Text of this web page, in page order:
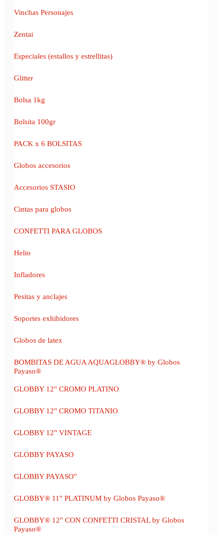
Vinchas Personajes
Zentai
Especiales (estallos y estrellitas)
Glitter
Bolsa 1kg
Bolsita 100gr
PACK x 6 BOLSITAS
Globos accesorios
Accesorios STASIO
Cintas para globos
CONFETTI PARA GLOBOS
Helio
Infladores
Pesitas y anclajes
Soportes exhibidores
Globos de latex
BOMBITAS DE AGUA AQUAGLOBBY® by Globos
Payaso®
GLOBBY 12" CROMO PLATINO
GLOBBY 12" CROMO TITANIO
GLOBBY 12" VINTAGE
GLOBBY PAYASO
GLOBBY PAYASO"
GLOBBY® 11" PLATINUM by Globos Payaso®
GLOBBY® 12" CON CONFETTI CRISTAL by Globos
Payaso®